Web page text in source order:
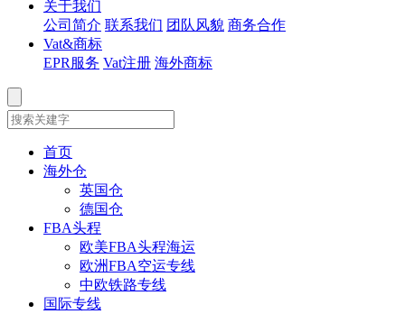
关于我们
公司简介 联系我们 团队风貌 商务合作
Vat&商标
EPR服务 Vat注册 海外商标
首页
海外仓
英国仓
德国仓
FBA头程
欧美FBA头程海运
欧洲FBA空运专线
中欧铁路专线
国际专线